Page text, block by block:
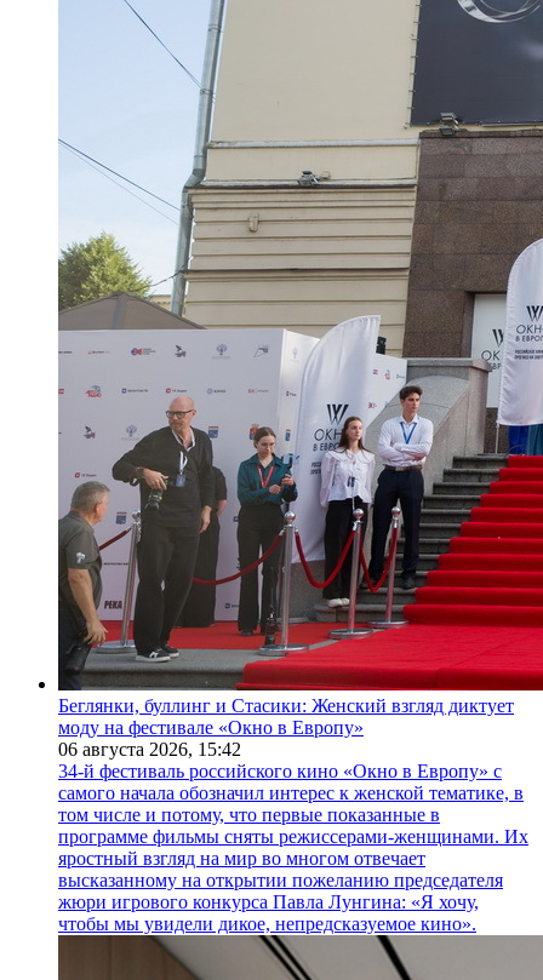
Беглянки, буллинг и Стасики: Женский взгляд диктует
моду на фестивале «Окно в Европу»
06 августа 2026, 15:42
34-й фестиваль российского кино «Окно в Европу» с
самого начала обозначил интерес к женской тематике, в
том числе и потому, что первые показанные в
программе фильмы сняты режиссерами-женщинами. Их
яростный взгляд на мир во многом отвечает
высказанному на открытии пожеланию председателя
жюри игрового конкурса Павла Лунгина: «Я хочу,
чтобы мы увидели дикое, непредсказуемое кино».